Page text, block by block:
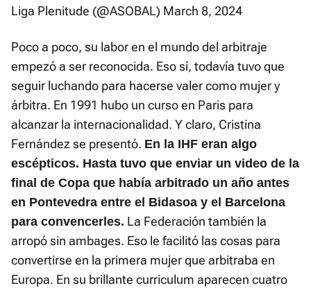
Liga Plenitude (@ASOBAL) March 8, 2024
Poco a poco, su labor en el mundo del arbitraje
empezó a ser reconocida. Eso sí, todavía tuvo que
seguir luchando para hacerse valer como mujer y
árbitra. En 1991 hubo un curso en Paris para
alcanzar la internacionalidad. Y claro, Cristina
Fernández se presentó. En la IHF eran algo
escépticos. Hasta tuvo que enviar un video de la
final de Copa que había arbitrado un año antes
en Pontevedra entre el Bidasoa y el Barcelona
para convencerles. La Federación también la
arropó sin ambages. Eso le facilitó las cosas para
convertirse en la primera mujer que arbitraba en
Europa. En su brillante curriculum aparecen cuatro